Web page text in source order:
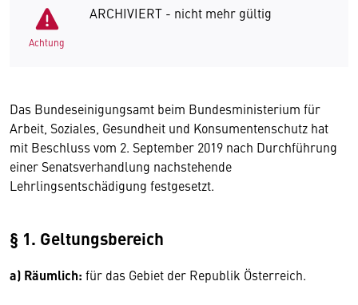
Achtung
ARCHIVIERT - nicht mehr gültig
Das Bundeseinigungsamt beim Bundesministerium für
Arbeit, Soziales, Gesundheit und Konsumentenschutz hat
mit Beschluss vom 2. September 2019 nach Durchführung
einer Senatsverhandlung nachstehende
Lehrlingsentschädigung festgesetzt.
§ 1. Geltungsbereich
a) Räumlich: für das Gebiet der Republik Österreich.